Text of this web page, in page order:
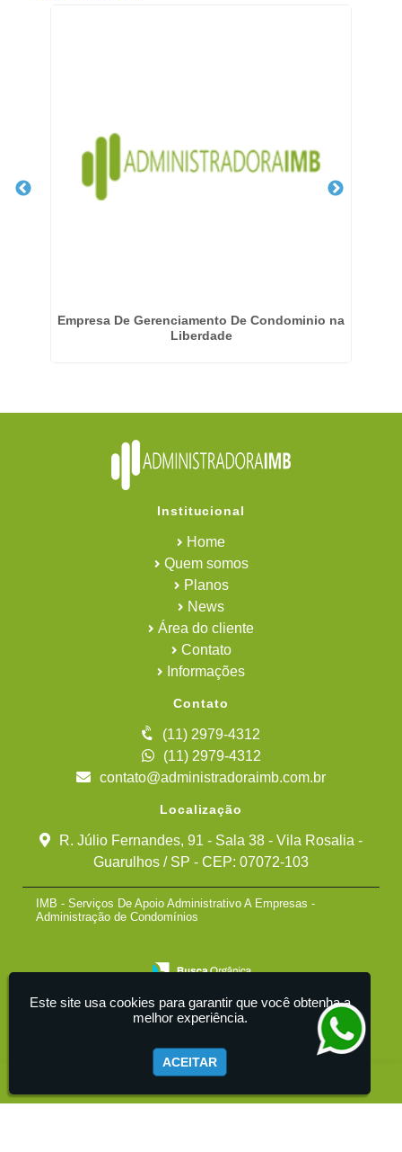
Empresa De Gerenciamento De Condominio na
Liberdade
Institucional
Home
Quem somos
Planos
News
Área do cliente
Contato
Informações
Contato
(11) 2979-4312
(11) 2979-4312
contato@administradoraimb.com.br
Localização
R. Júlio Fernandes, 91 - Sala 38 - Vila Rosalia -
Guarulhos / SP - CEP: 07072-103
IMB - Serviços De Apoio Administrativo A Empresas -
Administração de Condomínios
Este site usa cookies para garantir que você obtenha a
melhor experiência.
ACEITAR